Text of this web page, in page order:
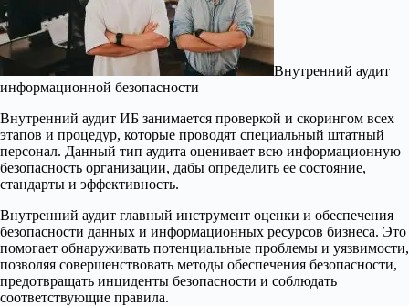
Внутренний аудит
информационной безопасности
Внутренний аудит ИБ занимается проверкой и скорингом всех
этапов и процедур, которые проводят специальный штатный
персонал. Данный тип аудита оценивает всю информационную
безопасность организации, дабы определить ее состояние,
стандарты и эффективность.
Внутренний аудит главный инструмент оценки и обеспечения
безопасности данных и информационных ресурсов бизнеса. Это
помогает обнаруживать потенциальные проблемы и уязвимости,
позволяя совершенствовать методы обеспечения безопасности,
предотвращать инциденты безопасности и соблюдать
соответствующие правила.